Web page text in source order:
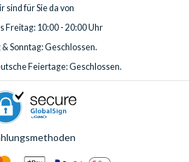
sind für Sie da von
Freitag: 10:00 - 20:00 Uhr
& Sonntag: Geschlossen.
Feiertage: Geschlossen.